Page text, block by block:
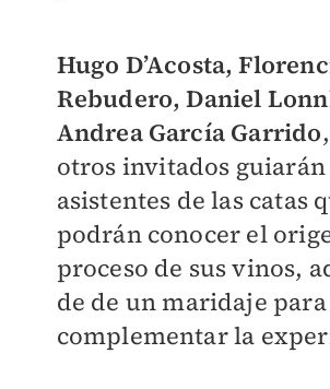
Hugo D’Acosta,
Rebudero, Daniel
Andrea García Garrido
otros invitados guiarán
asistentes de las catas
podrán conocer el
proceso de sus vinos,
de de un maridaje para
complementar la